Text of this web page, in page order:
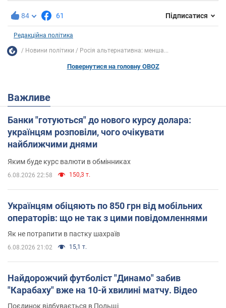
84 61 Підписатися
Редакційна політика
Новини політики Росія альтернативна: менша...
Повернутися на головну OBOZ
Важливе
Банки "готуються" до нового курсу долара:
українцям розповіли, чого очікувати
найближчими днями
Яким буде курс валюти в обмінниках
6.08.2026 22:58 150,3 т.
Українцям обіцяють по 850 грн від мобільних
операторів: що не так з цими повідомленнями
Як не потрапити в пастку шахраїв
6.08.2026 21:02 15,1 т.
Найдорожчий футболіст "Динамо" забив
"Карабаху" вже на 10-й хвилині матчу. Відео
Поєдинок відбувається в Польщі